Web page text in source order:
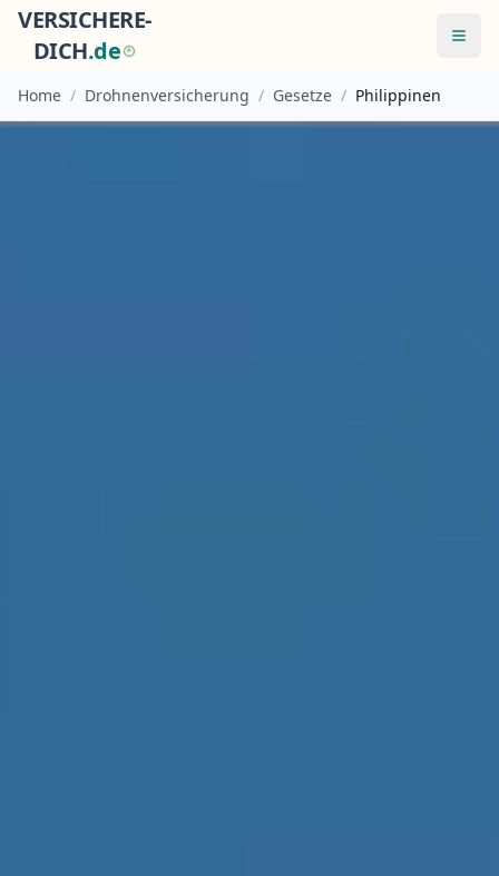
VERSICHERE-
DICH.de
Home / Drohnenversicherung / Gesetze / Philippinen